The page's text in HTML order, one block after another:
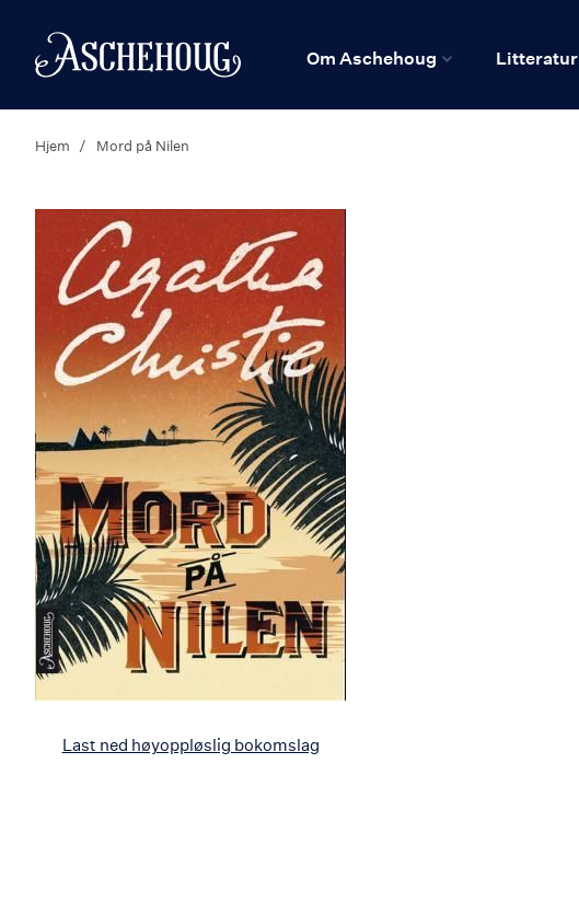
Hjem
Om Aschehoug Litteratur
Hjem Mord på Nilen
Last ned høyoppløslig bokomslag